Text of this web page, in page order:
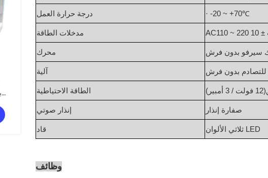
درجة حرارة العمل · -20 ~ +70℃
مدخلات الطاقة
محرك سيرفو بدون فرش
آلية للتصادم بدون فرش
الطاقة الاحتياطية (12 فولت / 3 أمبير)
إنذار صوتي صفارة إنذار
قاد ثلاثي الألوان LED
وظائف